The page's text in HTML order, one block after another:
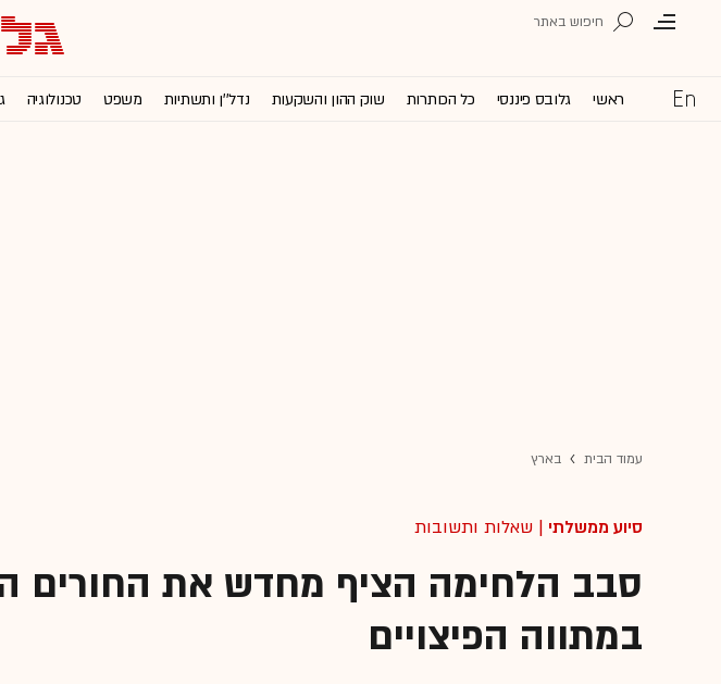
ראשי גלובס פיננסי כל הכותרות שוק ההון והשקעות נדל''ן ותשתיות משפט טכנולוגיה
עמוד הבית בארץ
סיוע ממשלתי | שאלות ותשובות
סבב הלחימה הציף מחדש את החורים
במתווה הפיצויים